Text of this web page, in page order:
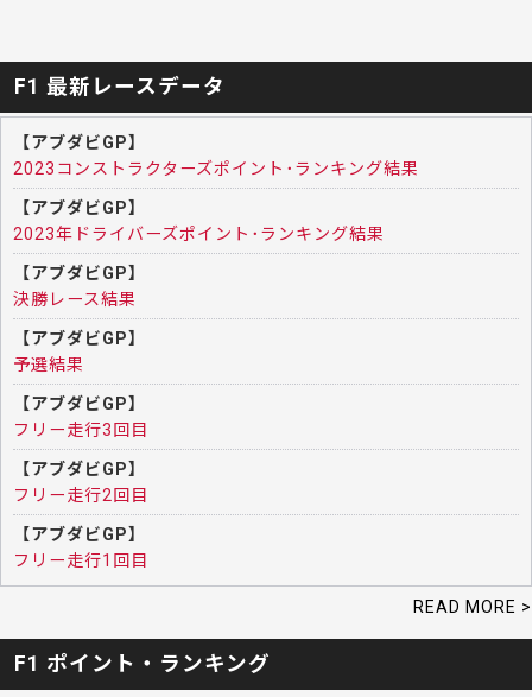
F1 最新レースデータ
【アブダビGP】
2023コンストラクターズポイント･ランキング結果
【アブダビGP】
2023年ドライバーズポイント･ランキング結果
【アブダビGP】
決勝レース結果
【アブダビGP】
予選結果
【アブダビGP】
フリー走行3回目
【アブダビGP】
フリー走行2回目
【アブダビGP】
フリー走行1回目
READ MORE >
F1 ポイント・ランキング